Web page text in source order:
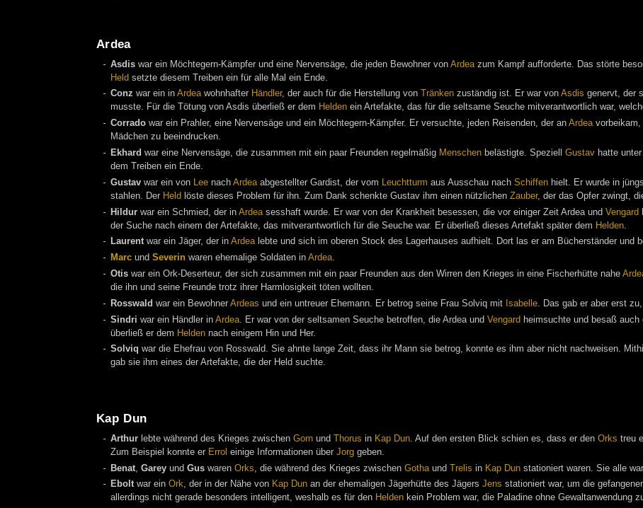
Ardea
Asdis war ein Möchtegern-Kämpfer und eine Nervensäge, die jeden Bewohner von Ardea zum Kampf aufforderte. Das störte
Held setzte diesem Treiben ein für alle Mal ein Ende.
Conz war ein in Ardeawohnhafter Händler, der auch für die Herstellung von Tränken zuständig ist. Er war von Asdis genervt, der
musste. Für die Tötung von Asdis überließ er dem Helden ein Artefakte, das für die seltsame Seuche mitverantwortlich war,
Corrado war ein Prahler, eine Nervensäge und ein Möchtegern-Kämpfer. Er versuchte, jeden Reisenden, der an Ardeavorbeikam,
Mädchen zu beeindrucken.
Ekhard war eine Nervensäge, die zusammen mit ein paar Freunden regelmäßig Menschen belästigte. Speziell Gustav hatte
dem Treiben ein Ende.
Gustav war ein von Lee nach Ardea abgestellter Gardist, der vom Leuchtturm aus Ausschau nach Schiffen hielt. Er wurde in
stahlen. Der Held löste dieses Problem für ihn. Zum Dank schenkte Gustav ihm einen nützlichen Zauber, der das Opfer zwingt,
Hildur war ein Schmied, der in Ardea sesshaft wurde. Er war von der Krankheit besessen, die vor einiger Zeit Ardea und Vengard
der Suche nach einem der Artefakte, das mitverantwortlich für die Seuche war. Er überließ dieses Artefakt später dem Helden
Laurentwar ein Jäger, der in Ardealebte und sich im oberen Stock des Lagerhauses aufhielt. Dort las er am Bücherständer und
Marc und Severin waren ehemalige Soldaten in Ardea.
Otis war ein Ork-Deserteur, der sich zusammen mit ein paar Freunden aus den Wirren den Krieges in eine Fischerhütte nahe
die ihn und seine Freunde trotz ihrer Harmlosigkeit töten wollten.
Rosswald war ein Bewohner Ardeas und ein untreuer Ehemann. Er betrog seine Frau Solviq mit Isabelle . Das gab er aber erst
Sindri war ein Händler in Ardea . Er war von der seltsamen Seuche betroffen, die Ardea und Vengard heimsuchte und besaß
überließ er dem Helden nach einigem Hin und Her.
Solviq war die Ehefrau von Rosswald. Sie ahnte lange Zeit, dass ihr Mann sie betrog, konnte es ihm aber nicht nachweisen.
gab sie ihm eines der Artefakte, die der Held suchte.
Kap Dun
Arthur lebte während des Krieges zwischen Gorn und Thorus in Kap Dun . Auf den ersten Blick schien es, dass er den Orks treu
Zum Beispiel konnte er Errol einige Informationen über Jorg geben.
Benat Garey und Gus waren Orks , die während des Krieges zwischen Gotha und Trelis in Kap Dun stationiert waren. Sie alle
Eboltwar ein Ork, der in der Nähe von Kap Dun an der ehemaligen Jägerhütte des Jägers Jens stationiert war, um die
allerdings nicht gerade besonders intelligent, weshalb es für den Helden kein Problem war, die Paladine ohne Gewaltanwendung